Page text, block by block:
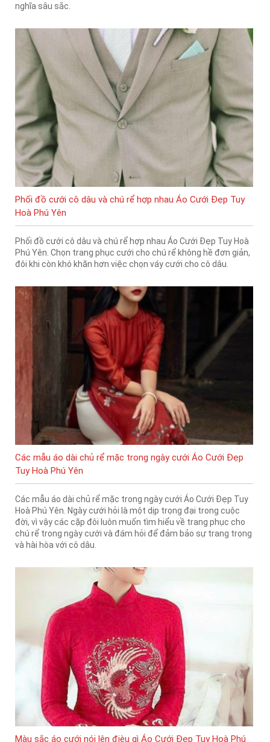
nghĩa sâu sắc.
Phối đồ cưới cô dâu và chú rể hợp nhau Áo Cưới Đẹp Tuy
Hoà Phú Yên
Phối đồ cưới cô dâu và chú rể hợp nhau Áo Cưới Đẹp Tuy Hoà
Phú Yên. Chọn trang phục cưới cho chú rể không hề đơn giản,
đôi khi còn khó khăn hơn việc chọn váy cưới cho cô dâu.
Các mẫu áo dài chủ rể mặc trong ngày cưới Áo Cưới Đẹp
Tuy Hoà Phú Yên
Các mẫu áo dài chủ rể mặc trong ngày cưới Áo Cưới Đẹp Tuy
Hoà Phú Yên. Ngày cưới hỏi là một dịp trọng đại trong cuộc
đời, vì vậy các cặp đôi luôn muốn tìm hiểu về trang phục cho
chú rể trong ngày cưới và đám hỏi để đảm bảo sự trang trọng
và hài hòa với cô dâu.
Màu sắc áo cưới nói lên đièu gì Áo Cưới Đẹp Tuy Hoà Phú